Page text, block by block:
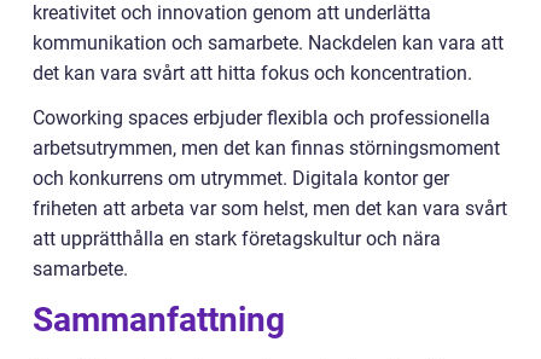
kreativitet och innovation genom att underlätta
kommunikation och samarbete. Nackdelen kan vara att
det kan vara svårt att hitta fokus och koncentration.
Coworking spaces erbjuder flexibla och professionella
arbetsutrymmen, men det kan finnas störningsmoment
och konkurrens om utrymmet. Digitala kontor ger
friheten att arbeta var som helst, men det kan vara svårt
att upprätthålla en stark företagskultur och nära
samarbete.
Sammanfattning